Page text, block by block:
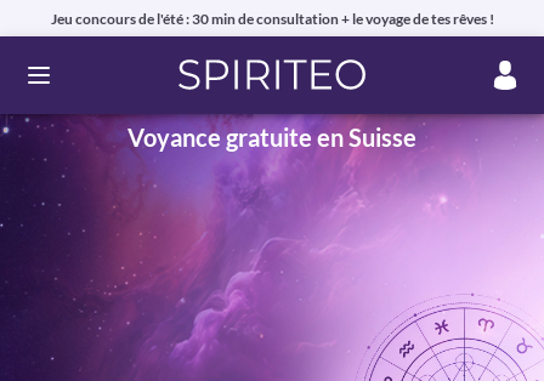
Jeu concours de l'été : 30 min de consultation + le voyage de tes rêves !
Ouvrir le menu
Voyance gratuite en Suisse